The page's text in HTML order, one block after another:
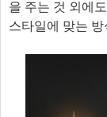
을 주는 것 외에
스타일에 맞는